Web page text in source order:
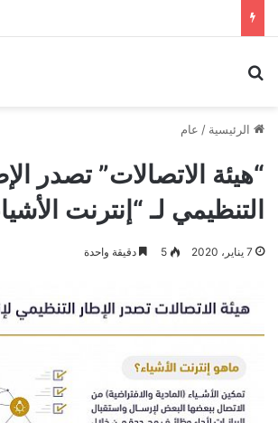
الرئيسية / عام
“هيئة الاتصالات” تصدر
التنظيمي لـ “إنترنت
7 يناير، 2020 5 دقيقة واحدة